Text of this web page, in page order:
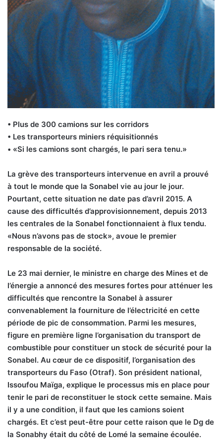
• Plus de 300 camions sur les corridors
• Les transporteurs miniers réquisitionnés
• «Si les camions sont chargés, le pari sera tenu.»
La grève des transporteurs intervenue en avril a prouvé
à tout le monde que la Sonabel vie au jour le jour.
Pourtant, cette situation ne date pas d’avril 2015. A
cause des difficultés d’approvisionnement, depuis 2013
les centrales de la Sonabel fonctionnaient à flux tendu.
«Nous n’avons pas de stock», avoue le premier
responsable de la société.
Le 23 mai dernier, le ministre en charge des Mines et de
l’énergie a annoncé des mesures fortes pour atténuer les
difficultés que rencontre la Sonabel à assurer
convenablement la fourniture de l’électricité en cette
période de pic de consommation. Parmi les mesures,
figure en première ligne l’organisation du transport de
combustible pour constituer un stock de sécurité pour la
Sonabel. Au cœur de ce dispositif, l’organisation des
transporteurs du Faso (Otraf). Son président national,
Issoufou Maïga, explique le processus mis en place pour
tenir le pari de reconstituer le stock cette semaine. Mais
il y a une condition, il faut que les camions soient
chargés. Et c’est peut-être pour cette raison que le Dg de
la Sonabhy était du côté de Lomé la semaine écoulée.